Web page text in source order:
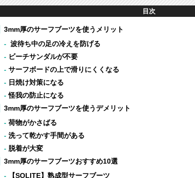
目次
3mm厚のサーフブーツを使うメリット
波待ち中の足の冷えを防げる
ビーチサンダルが不要
サーフボードの上で滑りにくくなる
日焼け対策になる
怪我の防止になる
3mm厚のサーフブーツを使うデメリット
荷物がかさばる
洗って乾かす手間がある
脱着が大変
3mm厚のサーフブーツおすすめ10選
【SOLITE】熟成型サーフブーツ